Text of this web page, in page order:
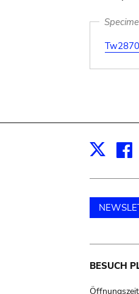
X
Main
BESUCH